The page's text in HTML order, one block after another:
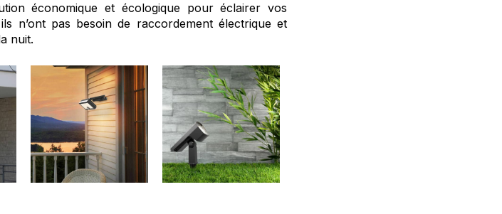
économique et écologique pour éclairer vos
n’ont pas besoin de raccordement électrique et
nuit.